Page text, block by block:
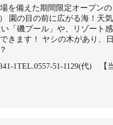
を備えた期間限定オープンの
園の目の前に広がる海！天
「磯プール」や、リゾート
きます！ ヤシの木があり、
1TEL.0557-51-1129(代) 【